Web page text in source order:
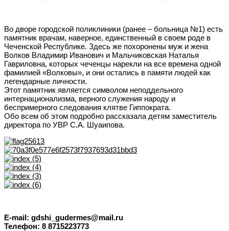
Во дворе городской поликлиники (ранее – больница №1) есть
памятник врачам, наверное, единственный в своем роде в
Чеченской Республике. Здесь же похоронены муж и жена
Волков Владимир Иванович и Мальчиковская Наталья
Гавриловна, которых чеченцы нарекли на все времена одной
фамилией «Волковы», и они остались в памяти людей как
легендарные личности.
Этот памятник является символом неподдельного
интернационализма, верного служения народу и
беспримерного следования клятве Гиппократа.
Обо всем об этом подробно рассказала детям заместитель
директора по УВР С.А. Шуаипова.
E-mail: gdshi_gudermes@mail.ru
Телефон: 8 8715223773